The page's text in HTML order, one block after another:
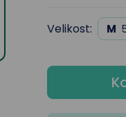
Velikost: M